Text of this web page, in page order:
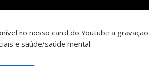
no nosso canal do Youtube a
e saúde/saúde mental.